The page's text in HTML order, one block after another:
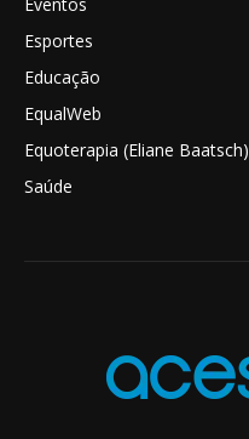
Esportes
Educação
EqualWeb
Equoterapia (Eliane Baatsch)
Saúde